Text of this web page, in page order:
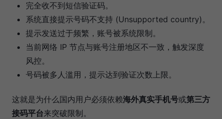
完全收不到短信验证码。
系统直接提示号码不支持 (Unsupported country)。
提示发送过于频繁，账号被系统限制。
当前网络 IP 节点与账号注册地区不一致，触发深度
风控。
号码被多人滥用，提示达到验证次数上限。
这就是为什么国内用户必须依赖海外真实手机号或第三方
接码平台来突破限制。